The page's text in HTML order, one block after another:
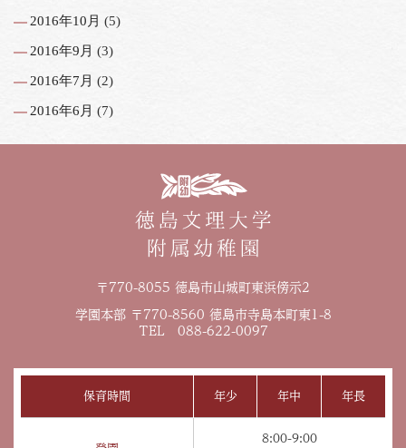
2016年10月 (5)
2016年9月 (3)
2016年7月 (2)
2016年6月 (7)
〒770-8055 徳島市山城町東浜傍示2
学園本部 〒770-8560 徳島市寺島本町東1-8
TEL 088-622-0097
保育時間 年少 年中 年長
8:00-9:00